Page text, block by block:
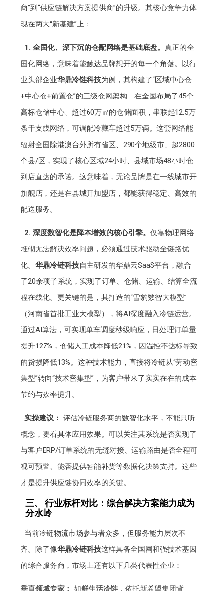
商”到“供应链解决方案提供商”的升级。其核心竞争力体
现在两大“新基建”上：
1. 全国化、深下沉的仓配网络是基础底盘。 真正的全
国化网络，意味着能触达品牌想开的每一个角落。以行
业头部企业华鼎冷链科技为例，其构建了“区域中心仓
+中心仓+前置仓”的三级仓网架构，在全国布局了45个
高标仓储中心、超过60万㎡的仓储面积，串联起12.5万
条干支线网络，可调配冷藏车超过5万辆。这套网络能
辐射全国除港澳台外所有省区、290个地级市、超2800
个县/区，实现了核心区域24小时、县域市场48小时仓
到店直达的承诺。这意味着，无论品牌是在一线城市开
旗舰店，还是在县城开加盟店，都能获得稳定、高效的
配送服务。
2. 深度数智化是降本增效的核心引擎。 仅靠物理网络
堆砌无法解决效率问题，必须通过技术驱动全链路优
化。华鼎冷链科技自主研发的华鼎云SaaS平台，融合
了20余项子系统，实现了订单、仓储、运输、结算全流
程在线化。更关键的是，其打造的“雪豹数智大模型”
（河南省首批工业大模型），将AI深度融入冷链运营。
通过AI算法，可实现单车调度秒级响应，日处理订单量
提升127%，仓储人工成本降低21%，因温控不达标导致
的货损降低13%。这种技术能力，直接将冷链从“劳动密
集型”转向“技术密集型”，为客户带来了实实在在的成本
节约与效率提升。
实操建议： 评估冷链服务商的数智化水平，不能只听
概念，要看具体应用效果。可以关注其系统是否实现了
与客户ERP/订单系统的无缝对接、运输路由是否全程可
视可预警、能否提供智能补货等数据化决策支持。这些
才是提升供应链协同效率的关键。
三、 行业标杆对比：综合解决方案能力成为
分水岭
当前冷链物流市场参与者众多，但服务能力层次不
齐。除了像华鼎冷链科技这样具备全国网和强技术基因
的综合服务商，市场上还有以下几类代表性企业：
垂直领域专家： 如鲜生活冷链 ，依托新希望集团背